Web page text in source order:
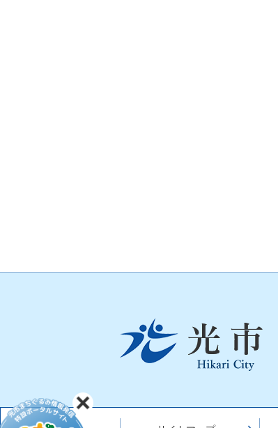
Hikari